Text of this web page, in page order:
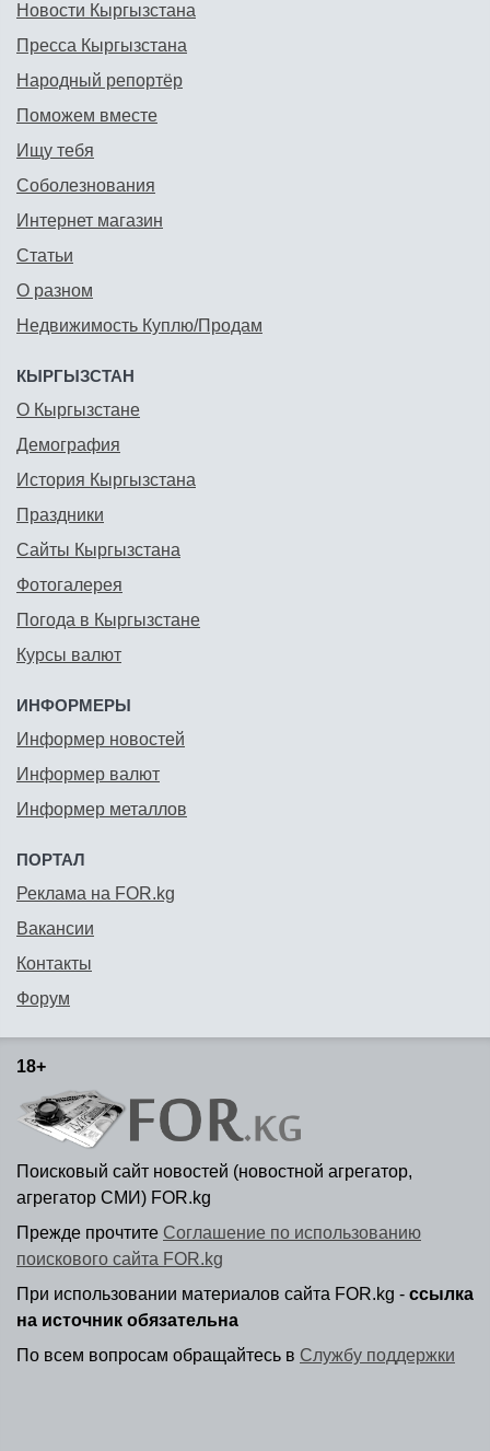
Новости Кыргызстана
Пресса Кыргызстана
Народный репортёр
Поможем вместе
Ищу тебя
Соболезнования
Интернет магазин
Статьи
О разном
Недвижимость Куплю/Продам
КЫРГЫЗСТАН
О Кыргызстане
Демография
История Кыргызстана
Праздники
Сайты Кыргызстана
Фотогалерея
Погода в Кыргызстане
Курсы валют
ИНФОРМЕРЫ
Информер новостей
Информер валют
Информер металлов
ПОРТАЛ
Реклама на FOR.kg
Вакансии
Контакты
Форум
18+
Поисковый сайт новостей (новостной агрегатор,
агрегатор СМИ) FOR.kg
Прежде прочтите Соглашение по использованию
поискового сайта FOR.kg
При использовании материалов сайта FOR.kg - ссылка
на источник обязательна
По всем вопросам обращайтесь в Службу поддержки